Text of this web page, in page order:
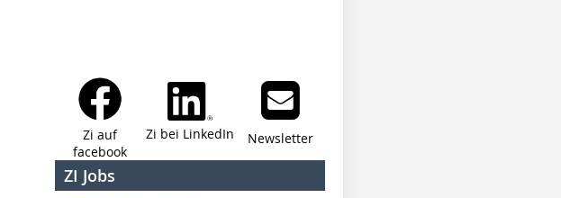
Zi auf
facebook
Zi bei LinkedIn Newsletter
ZI Jobs